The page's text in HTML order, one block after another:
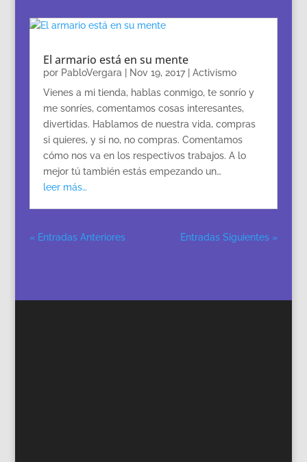
El armario está en su mente
por PabloVergara Nov 19, 2017| Activismo
Vienes a mi tienda, hablas conmigo, te sonrío y
me sonríes, comentamos cosas interesantes,
divertidas. Hablamos de nuestra vida, compras
si quieres, y si no, no compras. Comentamos
cómo nos va en los respectivos trabajos. A lo
mejor tú también estás empezando un…
leer más…
« Entradas Anteriores Entradas Siguientes »